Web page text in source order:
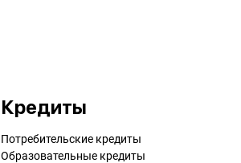
Кредиты
Потребительские кредиты
Образовательные кредиты